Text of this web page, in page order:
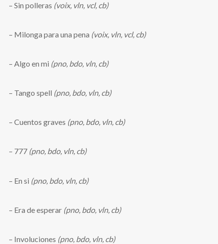
– Sin polleras (voix, vln, vcl, cb)
– Milonga para una pena (voix, vln, vcl, cb)
– Algo en mi (pno, bdo, vln, cb)
– Tango spell (pno, bdo, vln, cb)
– Cuentos graves (pno, bdo, vln, cb)
– 777 (pno, bdo, vln, cb)
– En si (pno, bdo, vln, cb)
– Era de esperar (pno, bdo, vln, cb)
– Involuciones (pno, bdo, vln, cb)